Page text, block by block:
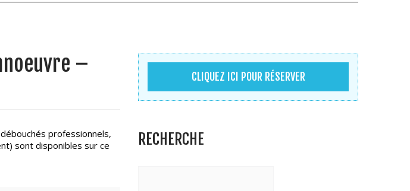
–
professionnels,
sont disponibles sur ce
CLIQUEZ ICI POUR RÉSERVER
RECHERCHE